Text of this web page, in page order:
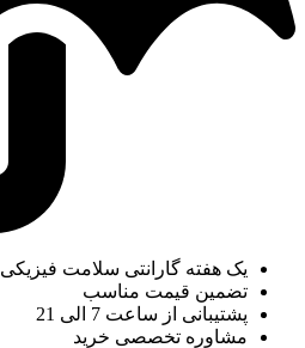
یک هفته گارانتی سلامت فیزیکی
تضمین قیمت مناسب
پشتیبانی از ساعت 7 الی 21
مشاوره تخصصی خرید